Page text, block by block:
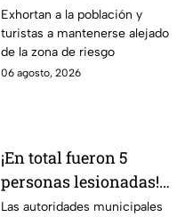
monitoreo ante la
actividad volcánica
Exhortan a la población y
turistas a mantenerse alejado
de la zona de riesgo
06 agosto, 2026
¡En total fueron 5
personas lesionadas!
Esto sabemos sobre el
Las autoridades municipales